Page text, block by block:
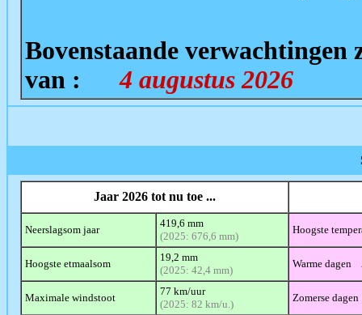
Bovenstaandeverwachtingen
van :4 augustus 2026
Jaar 2026 tot nu toe ...
Neerslagsom jaar
419,6 mm
(2025: 676,6 mm)
Hoogste
Hoogste etmaalsom
19,2 mm
(2025: 42,4 mm)
Warme dagen
Maximale windstoot
77 km/uur
(2025: 82 km/u.)
Zomerse